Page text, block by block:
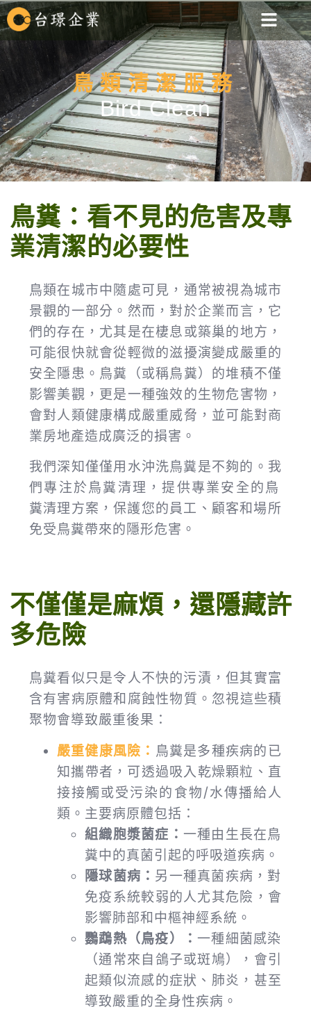
鳥類清潔服務
Bird Clean
鳥糞：看不見的危害及專
業清潔的必要性
鳥類在城市中隨處可見，通常被視為城市
景觀的一部分。然而，對於企業而言，它
們的存在，尤其是在棲息或築巢的地方，
可能很快就會從輕微的滋擾演變成嚴重的
安全隱患。鳥糞（或稱鳥糞）的堆積不僅
影響美觀，更是一種強效的生物危害物，
會對人類健康構成嚴重威脅，並可能對商
業房地產造成廣泛的損害。
我們深知僅僅用水沖洗鳥糞是不夠的。我
們專注於 鳥糞清理 ，提供專業安全的 鳥
糞清理方案，保護您的員工、顧客和場所
免受鳥糞帶來的隱形危害。
不僅僅是麻煩，還隱藏許
多危險
鳥糞看似只是令人不快的污漬，但其實富
含有害病原體和腐蝕性物質。忽視這些積
聚物會導致嚴重後果：
嚴重健康風險： 鳥糞是多種疾病的已
知攜帶者，可透過吸入乾燥顆粒、直
接接觸或受污染的食物/水傳播給人
類。主要病原體包括：
組織胞漿菌症： 一種由生長在鳥
糞中的真菌引起的呼吸道疾病。
隱球菌病： 另一種真菌疾病，對
免疫系統較弱的人尤其危險，會
影響肺部和中樞神經系統。
鸚鵡熱（鳥疫）：一種細菌感染
（通常來自鴿子或斑鳩），會引
起類似流感的症狀、肺炎，甚至
導致嚴重的全身性疾病。